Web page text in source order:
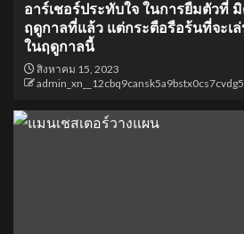
อาร์เชอร์ประทับใจ ในการยืมตัวที่
ฤดูกาลที่แล้ว แต่กระตือรือร้นที่จะเ
ในฤดูกาลนี้
สิงหาคม 15, 2023